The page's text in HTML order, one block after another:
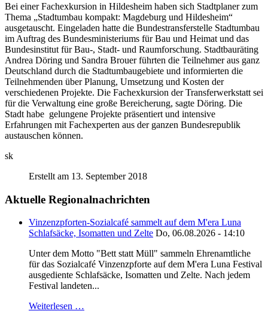
Bei einer Fachexkursion in Hildesheim haben sich Stadtplaner zum
Thema „Stadtumbau kompakt: Magdeburg und Hildesheim“
ausgetauscht. Eingeladen hatte die Bundestransferstelle Stadtumbau
im Auftrag des Bundesministeriums für Bau und Heimat und das
Bundesinstitut für Bau-, Stadt- und Raumforschung. Stadtbauräting
Andrea Döring und Sandra Brouer führten die Teilnehmer aus ganz
Deutschland durch die Stadtumbaugebiete und informierten die
Teilnehmenden über Planung, Umsetzung und Kosten der
verschiedenen Projekte. Die Fachexkursion der Transferwerkstatt sei
für die Verwaltung eine große Bereicherung, sagte Döring. Die
Stadt habe gelungene Projekte präsentiert und intensive
Erfahrungen mit Fachexperten aus der ganzen Bundesrepublik
austauschen können.
sk
Erstellt am 13. September 2018
Aktuelle Regionalnachrichten
Vinzenzpforten-Sozialcafé sammelt auf dem M'era Luna
Schlafsäcke, Isomatten und Zelte Do, 06.08.2026 - 14:10
Unter dem Motto "Bett statt Müll" sammeln Ehrenamtliche
für das Sozialcafé Vinzenzpforte auf dem M'era Luna Festival
ausgediente Schlafsäcke, Isomatten und Zelte. Nach jedem
Festival landeten...
Weiterlesen …